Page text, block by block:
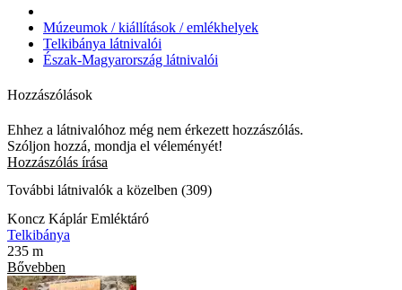
Múzeumok / kiállítások / emlékhelyek
Telkibánya látnivalói
Észak-Magyarország látnivalói
Hozzászólások
Ehhez a látnivalóhoz még nem érkezett hozzászólás.
Szóljon hozzá, mondja el véleményét!
Hozzászólás írása
További látnivalók a közelben (309)
Koncz Káplár Emléktáró
Telkibánya
235 m
Bővebben